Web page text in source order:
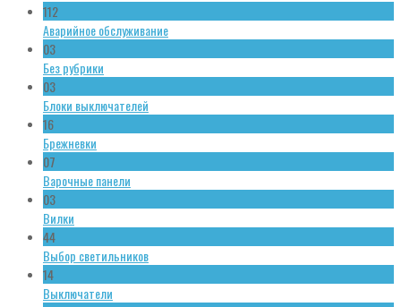
112
Аварийное обслуживание
03
Без рубрики
03
Блоки выключателей
16
Брежневки
07
Варочные панели
03
Вилки
44
Выбор светильников
14
Выключатели